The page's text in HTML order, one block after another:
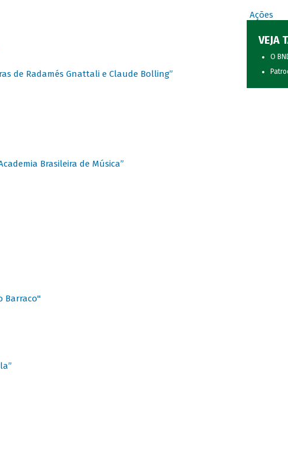
de Radamés Gnattali e Claude Bolling”
Brasileira de Música”
Barraco"
Ações
VEJA
O